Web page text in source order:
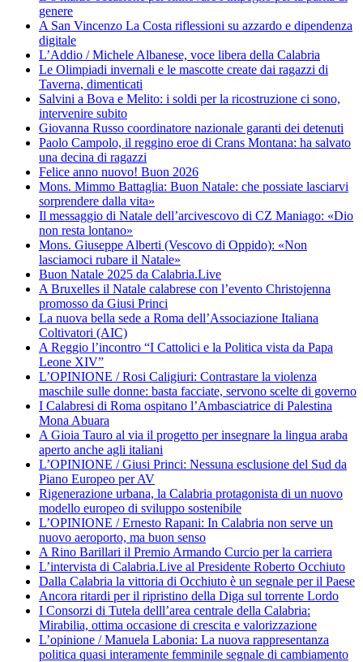
genere
A San Vincenzo La Costa riflessioni su azzardo e dipendenza
digitale
L’Addio / Michele Albanese, voce libera della Calabria
Le Olimpiadi invernali e le mascotte create dai ragazzi di
Taverna, dimenticati
Salvini a Bova e Melito: i soldi per la ricostruzione ci sono,
intervenire subito
Giovanna Russo coordinatore nazionale garanti dei detenuti
Paolo Campolo, il reggino eroe di Crans Montana: ha salvato
una decina di ragazzi
Felice anno nuovo! Buon 2026
Mons. Mimmo Battaglia: Buon Natale: che possiate lasciarvi
sorprendere dalla vita»
Il messaggio di Natale dell’arcivescovo di CZ Maniago: «Dio
non resta lontano»
Mons. Giuseppe Alberti (Vescovo di Oppido): «Non
lasciamoci rubare il Natale»
Buon Natale 2025 da Calabria.Live
A Bruxelles il Natale calabrese con l’evento Christojenna
promosso da Giusi Princi
La nuova bella sede a Roma dell’Associazione Italiana
Coltivatori (AIC)
A Reggio l’incontro “I Cattolici e la Politica vista da Papa
Leone XIV”
L’OPINIONE / Rosi Caligiuri: Contrastare la violenza
maschile sulle donne: basta facciate, servono scelte di governo
I Calabresi di Roma ospitano l’Ambasciatrice di Palestina
Mona Abuara
A Gioia Tauro al via il progetto per insegnare la lingua araba
aperto anche agli italiani
L’OPINIONE / Giusi Princi: Nessuna esclusione del Sud da
Piano Europeo per AV
Rigenerazione urbana, la Calabria protagonista di un nuovo
modello europeo di sviluppo sostenibile
L’OPINIONE / Ernesto Rapani: In Calabria non serve un
nuovo aeroporto, ma buon senso
A Rino Barillari il Premio Armando Curcio per la carriera
L’intervista di Calabria.Live al Presidente Roberto Occhiuto
Dalla Calabria la vittoria di Occhiuto è un segnale per il Paese
Ancora ritardi per il ripristino della Diga sul torrente Lordo
I Consorzi di Tutela delll’area centrale della Calabria:
Mirabilia, ottima occasione di crescita e valorizzazione
L’opinione / Manuela Labonia: La nuova rappresentanza
politica quasi interamente femminile segnale di cambiamento